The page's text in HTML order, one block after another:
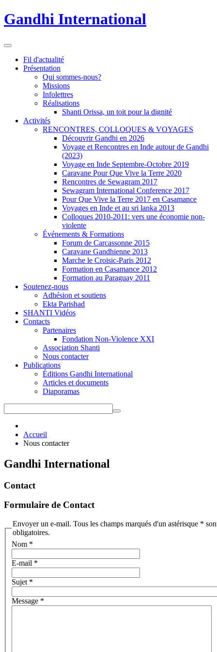
Gandhi International
Fil d'actualité
Présentation
Qui sommes-nous?
Missions
Infolettres
Réalisations
Shanti Orissa, un toit pour la dignité
Activités
RENCONTRES, COLLOQUES & VOYAGES
Découvrir Gandhi en 2026
Voyage et Rencontres en Inde autour de Gandhi
(2023)
Voyage en Inde Septembre-Octobre 2019
Caravane Pour Que Vive la Terre 2020
Rencontres de Sewagram 2017
Sewagram International Conference 2017
Pour Que Vive la Terre 2017 en Casamance
Voyages en Inde et au sri lanka 2013
Colloques 2010-2011: vers une économie non-
violente
Événements & Formations
Forum de Carcassonne 2015
Caravane Gandhienne 2013
Marche le Croisic-Paris 2012
Formation en Casamance 2012
Formation au Paraguay 2011
Soutenez-nous
Adhésion et soutiens
Ekta Parishad
SHANTI Vidéos
Contacts
Partenaires
Fondation Non-Violence XXI
Association Shanti
Nous contacter
Publications
Éditions Gandhi International
Articles et documents
Diaporamas
Accueil
Nous contacter
Gandhi International
Contact
Formulaire de Contact
Envoyer un e-mail. Tous les champs marqués d'un astérisque *
obligatoires.
Nom *
E-mail *
Sujet *
Message *